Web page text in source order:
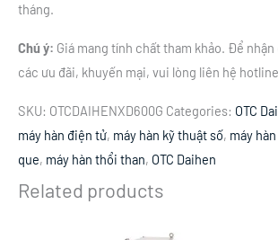
tháng.
Chú ý: Giá mang tính chất tham khảo. Để
các ưu đãi, khuyến mại, vui lòng liên hệ
SKU: OTCDAIHENXD600G Categories: OTC
máy hàn điện tử, máy hàn kỹ thuật số, máy
que, máy hàn thổi than, OTC Daihen
Related products